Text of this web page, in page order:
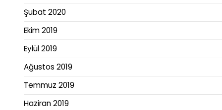
Şubat 2020
Ekim 2019
Eylül 2019
Ağustos 2019
Temmuz 2019
Haziran 2019